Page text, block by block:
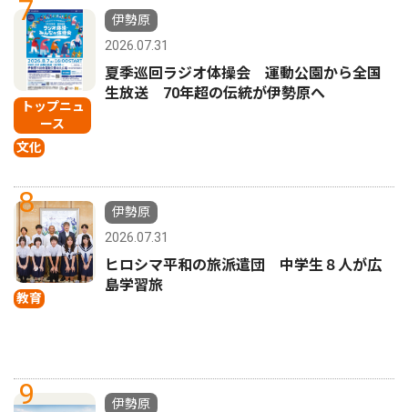
7
トップニュ
ース
文化
伊勢原
2026.07.31
夏季巡回ラジオ体操会 運動公園から全国
生放送 70年超の伝統が伊勢原へ
8
教育
伊勢原
2026.07.31
ヒロシマ平和の旅派遣団 中学生８人が広
島学習旅
9
伊勢原